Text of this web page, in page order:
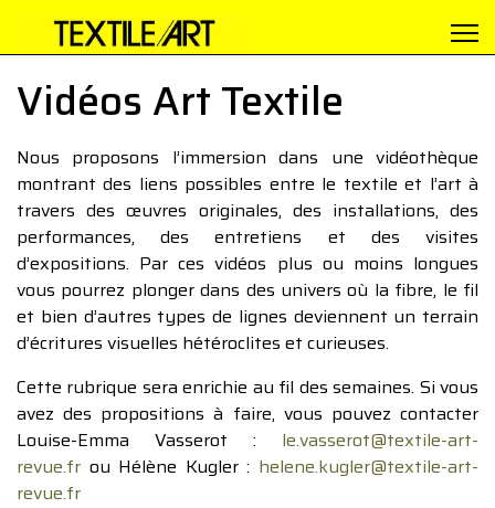
Vidéos Art Textile
Nous proposons l’immersion dans une vidéothèque
montrant des liens possibles entre le textile et l’art à
travers des œuvres originales, des installations, des
performances, des entretiens et des visites
d’expositions. Par ces vidéos plus ou moins longues
vous pourrez plonger dans des univers où la fibre, le fil
et bien d’autres types de lignes deviennent un terrain
d’écritures visuelles hétéroclites et curieuses.
Cette rubrique sera enrichie au fil des semaines. Si vous
avez des propositions à faire, vous pouvez contacter
Louise-Emma Vasserot : le.vasserot@textile-art-
revue.fr ou Hélène Kugler : helene.kugler@textile-art-
revue.fr